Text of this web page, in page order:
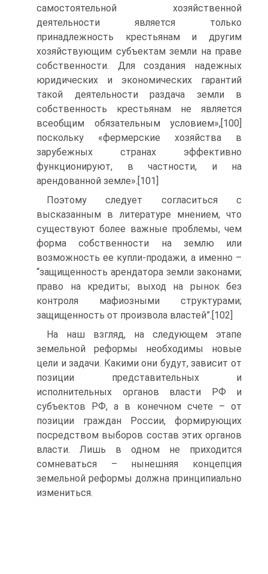
самостоятельной хозяйственной
деятельности является только
принадлежность крестьянам и другим
хозяйствующим субъектам земли на праве
собственности. Для создания надежных
юридических и экономических гарантий
такой деятельности раздача земли в
собственность крестьянам не является
всеобщим обязательным условием»,[100]
поскольку «фермерские хозяйства в
зарубежных странах эффективно
функционируют, в частности, и на
арендованной земле».[101]
Поэтому следует согласиться с
высказанным в литературе мнением, что
существуют более важные проблемы, чем
форма собственности на землю или
возможность ее купли-продажи, а именно –
“защищенность арендатора земли законами;
право на кредиты; выход на рынок без
контроля мафиозными структурами;
защищенность от произвола властей”.[102]
На наш взгляд, на следующем этапе
земельной реформы необходимы новые
цели и задачи. Какими они будут, зависит от
позиции представительных и
исполнительных органов власти РФ и
субъектов РФ, а в конечном счете – от
позиции граждан России, формирующих
посредством выборов состав этих органов
власти. Лишь в одном не приходится
сомневаться – нынешняя концепция
земельной реформы должна принципиально
измениться.